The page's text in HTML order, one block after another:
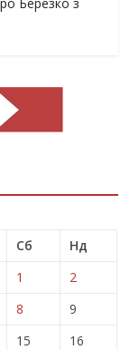
Сб
Нд
1
2
8
9
15
16